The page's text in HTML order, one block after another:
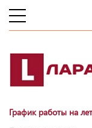
График работы на